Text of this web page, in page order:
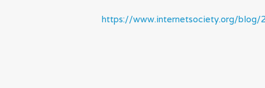
https://www.internetsociety.org/